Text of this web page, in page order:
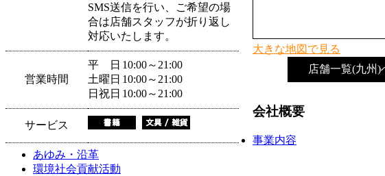
SMS送信を行い、ご希望の場
合は店舗スタッフが折り返し
対応いたします。
営業時間
平 日 10:00～21:00
土曜日 10:00～21:00
日祝日 10:00～21:00
サービス
大きな地図で見る
店舗一覧(九州)
会社概要
事業内容
あゆみ・沿革
環境社会貢献活動